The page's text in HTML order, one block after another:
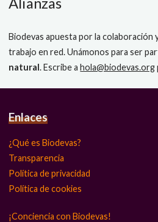
Biodevas apuesta por la colaboración
trabajo en red. Unámonos para ser
natural. Escribe ahola@biodevas.org
Enlaces
¿Qué es Biodevas?
Transparencia
Política de privacidad
Política de cookies
¡Conciencia con Biodevas!